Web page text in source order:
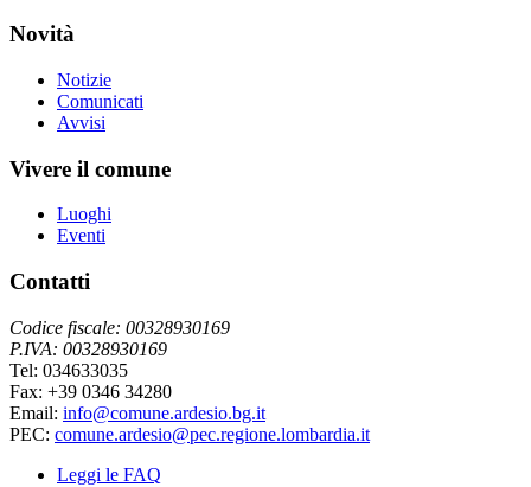
Novità
Notizie
Comunicati
Avvisi
Vivere il comune
Luoghi
Eventi
Contatti
Codice fiscale: 00328930169
P.IVA: 00328930169
Tel: 034633035
Fax: +39 0346 34280
Email: info@comune.ardesio.bg.it
PEC: comune.ardesio@pec.regione.lombardia.it
Leggi le FAQ